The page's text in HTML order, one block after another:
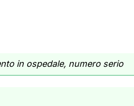
in ospedale, numero serio